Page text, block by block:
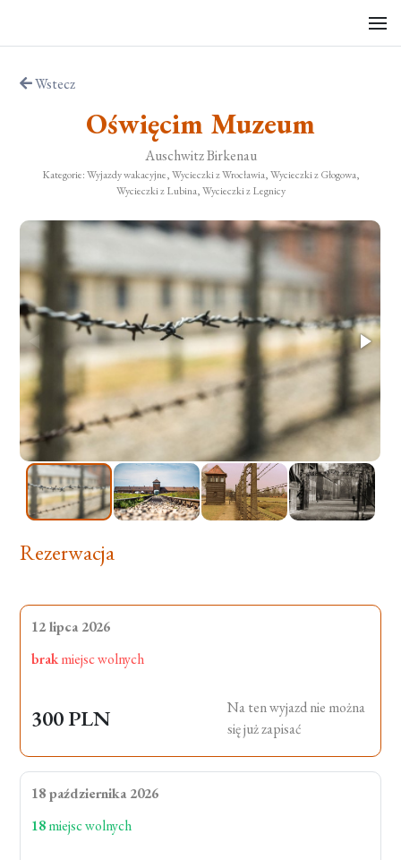
Wstecz
Oświęcim Muzeum
Auschwitz Birkenau
Kategorie: Wyjazdy wakacyjne, Wycieczki z Wrocławia, Wycieczki z Głogowa,
Wycieczki z Lubina, Wycieczki z Legnicy
Rezerwacja
12 lipca 2026
brakmiejsc wolnych
300 PLN
Na ten wyjazd nie można
się już zapisać
18 października 2026
18miejsc wolnych